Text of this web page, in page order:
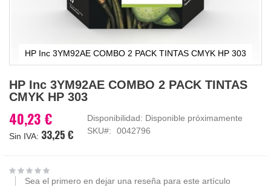
HP Inc 3YM92AE COMBO 2 PACK TINTAS CMYK HP 303
al
comienzo
la
galería
HP Inc 3YM92AE COMBO 2 PACK TINTAS
CMYK HP 303
40,23 €
33,25 €
Disponibilidad: Disponible próximamente
SKU
0042796
Sea el primero en dejar una reseña para este artículo